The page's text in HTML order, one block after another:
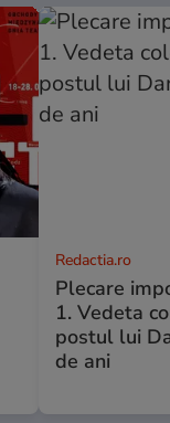
Redactia.ro
Plecare
1. Vedeta
postul lui
de ani